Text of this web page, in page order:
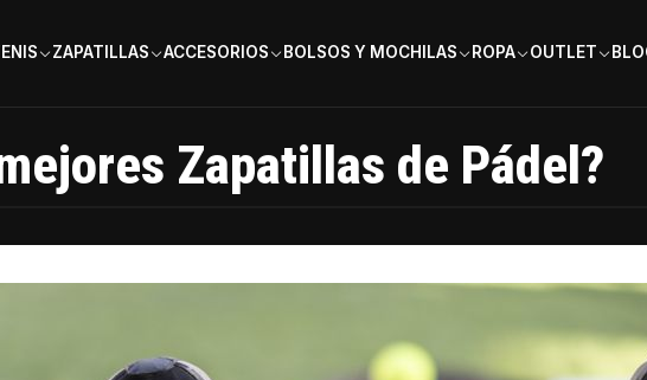
ZAPATILLAS ACCESORIOS BOLSOS Y MOCHILAS ROPA OUTLET
de Pádel?
Zapatillas de Pádel?